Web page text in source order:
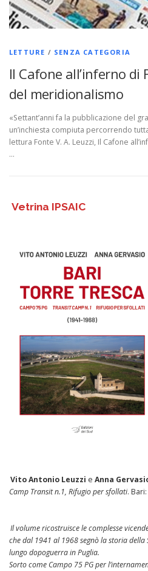
LETTURE / SENZA CATEGORIA
Il Cafone all’inferno di
del meridionalismo
«Settant’anni fa la pubblicazione del
un’inchiesta compiuta percorrendo
lettura Fonte V. A. Leuzzi, Il Cafone
…
Vetrina IPSAIC
Vito Antonio Leuzzi eAnna
Camp Transit n.1, Rifugio per sfollati.
Il volume ricostruisce le complesse
che dal 1941 al 1968 segnò la storia
lungo dopoguerra in Puglia.
Sorto come Campo 75 PG per